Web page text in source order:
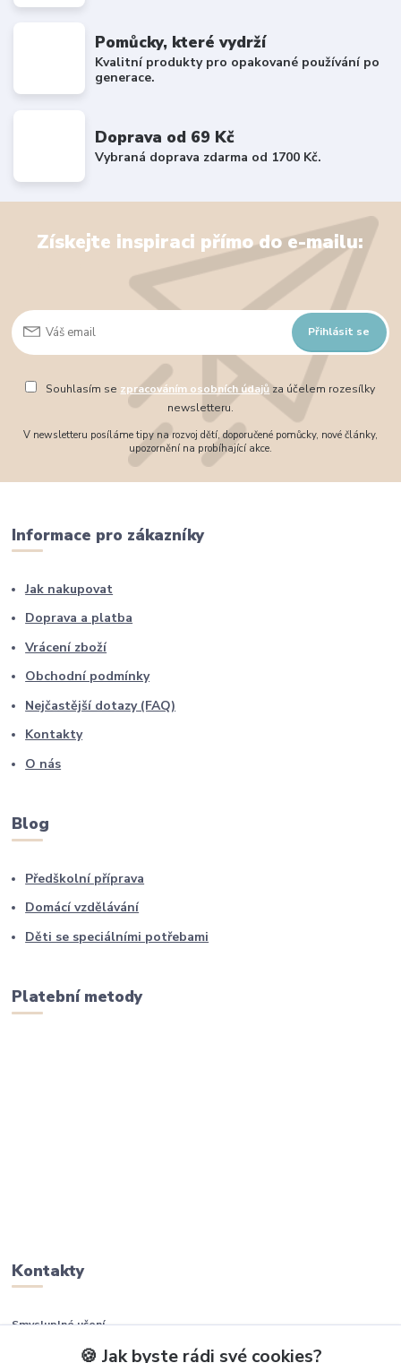
Pomůcky, které vydrží
Kvalitní produkty pro opakované používání po
generace.
Doprava od 69 Kč
Vybraná doprava zdarma od 1700 Kč.
Získejte inspiraci přímo do e-mailu:
Přihlásit se
Souhlasím se zpracováním osobních údajů za účelem rozesílky
newsletteru.
V newsletteru posíláme tipy na rozvoj dětí, doporučené pomůcky, nové články,
upozornění na probíhající akce.
Informace pro zákazníky
Jak nakupovat
Doprava a platba
Vrácení zboží
Obchodní podmínky
Nejčastější dotazy (FAQ)
Kontakty
O nás
Blog
Předškolní příprava
Domácí vzdělávání
Děti se speciálními potřebami
Platební metody
Kontakty
Smysluplné učení
🍪 Jak byste rádi své cookies?